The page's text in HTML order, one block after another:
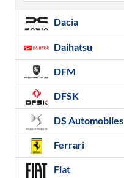
Dacia
Daihatsu
DFM
DFSK
DS Automobiles
Ferrari
Fiat